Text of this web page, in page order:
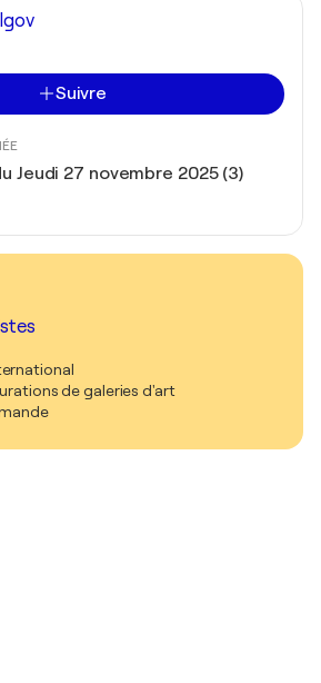
Suivre
Jeudi 27 novembre 2025 (3)
de galeries d'art